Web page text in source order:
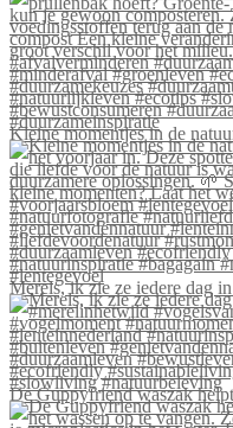
Kleine momentjes in de
Merels, ik zie ze iedere dag
De Guppyfriend waszak